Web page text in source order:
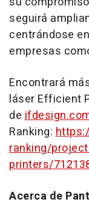
seguirá
centrándose
empresas
Encontrará
láser Efficient
de
Ranking:
ranking/
printers/
Acerca de